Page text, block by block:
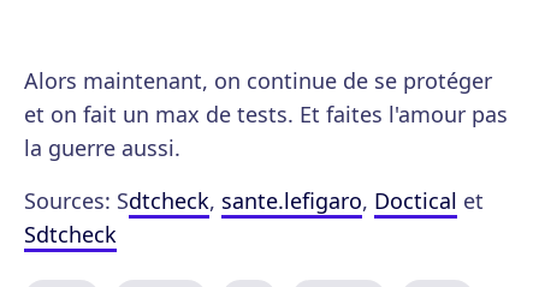
Alors maintenant, on continue de se protéger
et on fait un max de tests. Et faites l'amour pas
la guerre aussi.
Sources: Sdtcheck, sante.lefigaro, Doctical et
Sdtcheck